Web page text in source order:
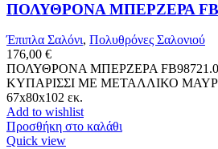
ΠΟΛΥΘΡΟΝΑ ΜΠΕΡΖΕΡΑ
Έπιπλα Σαλόνι, Πολυθρόνες Σαλονιού
176,00 €
ΠΟΛΥΘΡΟΝΑ ΜΠΕΡΖΕΡΑ
ΚΥΠΑΡΙΣΣΙ ΜΕ ΜΕΤΑΛΛΙΚΟ
67x80x102 εκ.
Add to wishlist
Προσθήκη στο καλάθι
Quick view